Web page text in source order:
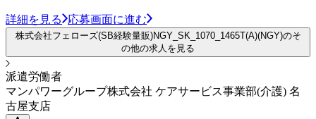
詳細を見る 応募画面に進む
株式会社フェローズ(SB経験量販)NGY_SK_1070_1465T(A)(NGY)のそ
の他の求人を見る
派遣労働者
マンパワーグループ株式会社 ケアサービス事業部(介護) 名
古屋支店